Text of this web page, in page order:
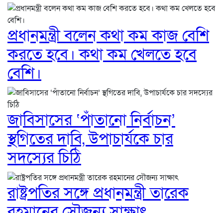
প্রধানমন্ত্রী বলেন কথা কম কাজ বেশি
করতে হবে। কথা কম খেলতে হবে
বেশি।
জাবিসাসের ‘পাঁতানো নির্বাচন’
স্থগিতের দাবি, উপাচার্যকে চার
সদস্যের চিঠি
রাষ্ট্রপতির সঙ্গে প্রধানমন্ত্রী তারেক